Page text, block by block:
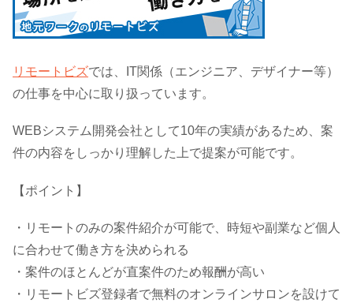
リモートビズでは、IT関係（エンジニア、デザイナー等）
の仕事を中心に取り扱っています。
WEBシステム開発会社として10年の実績があるため、案
件の内容をしっかり理解した上で提案が可能です。
【ポイント】
・リモートのみの案件紹介が可能で、時短や副業など個人
に合わせて働き方を決められる
・案件のほとんどが直案件のため報酬が高い
・リモートビズ登録者で無料のオンラインサロンを設けて